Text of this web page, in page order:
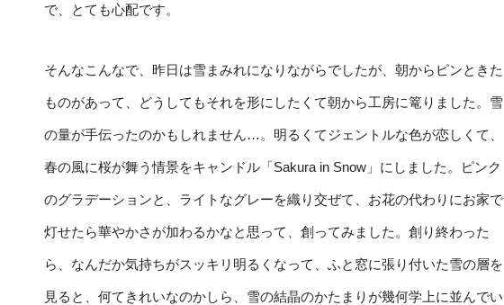
で、とても心配です。
そんなこんなで、昨日は雪まみれになりながらでしたが、朝からピンときた
ものがあって、どうしてもそれを形にしたくて朝から工房に篭りました。雪
の量が手伝ったのかもしれません…。明るくてジェントルな色が恋しくて、
春の風に桜が舞う情景をキャンドル「Sakura in Snow」にしました。ピンク
のグラデーションと、ライトなグレーを織り交ぜて、お花の代わりにお家で
灯せたら華やかさが加わるかなと思って、創ってみました。創り終わった
ら、なんだか気持ちがスッキリ明るくなって、ふと窓に張り付いた雪の層を
見ると、何てきれいなのかしら、雪の結晶のかたまりが幾何学上に並んでい